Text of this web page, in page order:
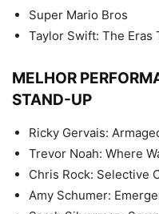
Super Mario Bros
Taylor Swift: The Eras
MELHOR
STAND-UP
Ricky Gervais:
Trevor Noah: Where
Chris Rock: Selective
Amy Schumer: